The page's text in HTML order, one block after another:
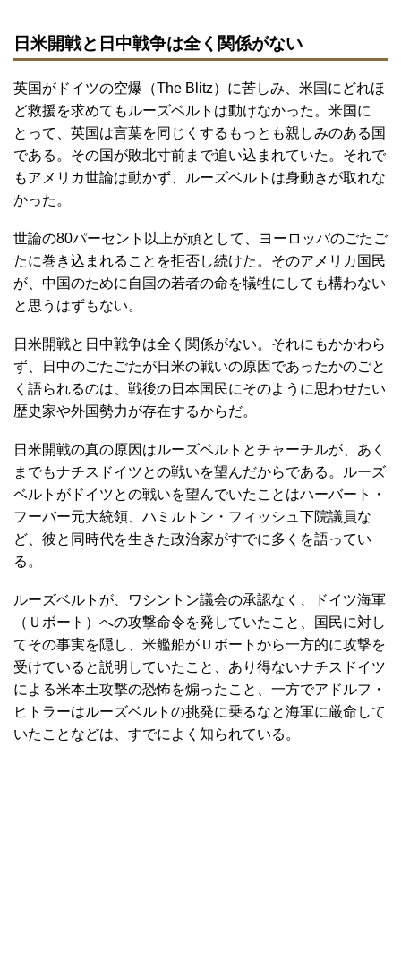
日米開戦と日中戦争は全く関係がない
英国がドイツの空爆（The Blitz）に苦しみ、米国にどれほ
ど救援を求めてもルーズベルトは動けなかった。米国に
とって、英国は言葉を同じくするもっとも親しみのある国
である。その国が敗北寸前まで追い込まれていた。それで
もアメリカ世論は動かず、ルーズベルトは身動きが取れな
かった。
世論の80パーセント以上が頑として、ヨーロッパのごたご
たに巻き込まれることを拒否し続けた。そのアメリカ国民
が、中国のために自国の若者の命を犠牲にしても構わない
と思うはずもない。
日米開戦と日中戦争は全く関係がない。それにもかかわら
ず、日中のごたごたが日米の戦いの原因であったかのごと
く語られるのは、戦後の日本国民にそのように思わせたい
歴史家や外国勢力が存在するからだ。
日米開戦の真の原因はルーズベルトとチャーチルが、あく
までもナチスドイツとの戦いを望んだからである。ルーズ
ベルトがドイツとの戦いを望んでいたことはハーバート・
フーバー元大統領、ハミルトン・フィッシュ下院議員な
ど、彼と同時代を生きた政治家がすでに多くを語ってい
る。
ルーズベルトが、ワシントン議会の承認なく、ドイツ海軍
（Ｕボート）への攻撃命令を発していたこと、国民に対し
てその事実を隠し、米艦船がＵボートから一方的に攻撃を
受けていると説明していたこと、あり得ないナチスドイツ
による米本土攻撃の恐怖を煽ったこと、一方でアドルフ・
ヒトラーはルーズベルトの挑発に乗るなと海軍に厳命して
いたことなどは、すでによく知られている。